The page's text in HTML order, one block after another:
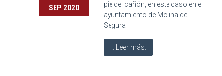
SEP 2020
pie del cañón, en este caso en el
ayuntamiento de Molina de
Segura
... Leer más.